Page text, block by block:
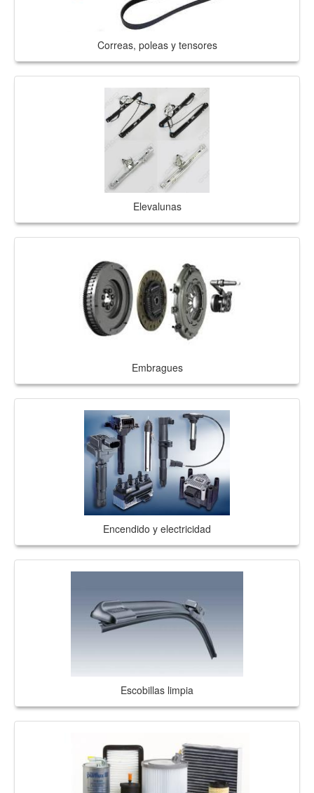
Correas, poleas y tensores
Elevalunas
Embragues
Encendido y electricidad
Escobillas limpia